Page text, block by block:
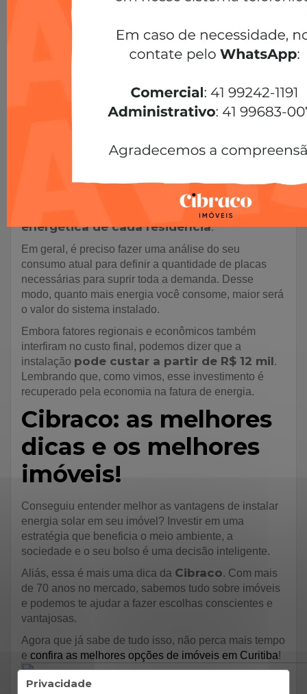
Privacidade
conversor. Nesse momento, a energia é transformada
e adquire as mesmas características da que chega da
rede elétrica comum, em um processo chamado de
fotovoltaico.
Por fim, o sistema distribui essa energia pela casa,
alimentando aparelhos domésticos, chuveiros,
iluminação e demais equipamentos que você possua.
energia solar?
O custo de um sistema de energia solar pode variar
bastante. Na verdade, ele depende de diversos
necessidade
energética de cada residência.
Em geral, é preciso fazer uma análise do seu
consumo atual para definir a quantidade de placas
necessárias para suprir toda a demanda. Desse
modo, quanto mais energia você consome, maior será
o valor do sistema instalado.
Embora fatores regionais e econômicos também
interfiram no custo final, podemos dizer que a
instalação pode custar a partir de R$ 12 mil.
Lembrando que, como vimos, esse investimento é
recuperado pela economia na fatura de energia.
Cibraco: as melhores
dicas e os melhores
imóveis!
Conseguiu entender melhor as vantagens de instalar
energia solar em seu imóvel? Investir em uma
estratégia que beneficia o meio ambiente, a
sociedade e o seu bolso é uma decisão inteligente.
Aliás, essa é mais uma dica da Cibraco. Com mais
de 70 anos no mercado, sabemos tudo sobre imóveis
e podemos te ajudar a fazer escolhas conscientes e
vantajosas.
Agora que já sabe de tudo isso, não perca mais tempo
e confira as melhores opções de imóveis em Curitiba!